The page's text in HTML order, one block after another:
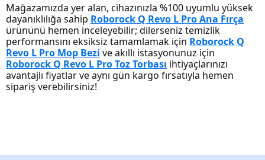
Mağazamızda yer alan, cihazınızla %100 uyumlu yüksek
dayanıklılığa sahip Roborock Q Revo L Pro Ana Fırça
ürününü hemen inceleyebilir; dilerseniz temizlik
performansını eksiksiz tamamlamak için Roborock Q
Revo L Pro Mop Bezi ve akıllı istasyonunuz için
Roborock Q Revo L Pro Toz Torbası ihtiyaçlarınızı
avantajlı fiyatlar ve aynı gün kargo fırsatıyla hemen
sipariş verebilirsiniz!